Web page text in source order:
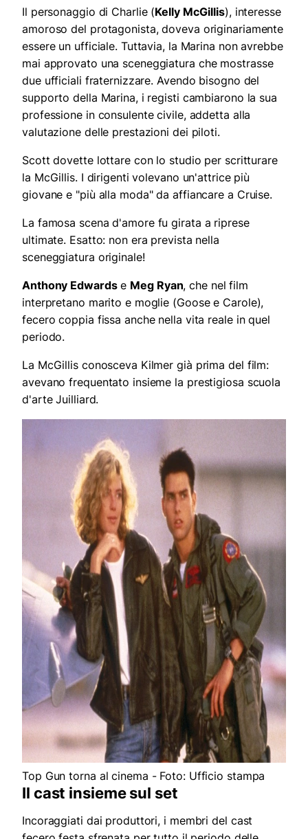
Il personaggio di Charlie (Kelly McGillis), interesse
amoroso del protagonista, doveva originariamente
essere un ufficiale. Tuttavia, la Marina non avrebbe
mai approvato una sceneggiatura che mostrasse
due ufficiali fraternizzare. Avendo bisogno del
supporto della Marina, i registi cambiarono la sua
professione in consulente civile, addetta alla
valutazione delle prestazioni dei piloti.
Scott dovette lottare con lo studio per scritturare
la McGillis. I dirigenti volevano un'attrice più
giovane e "più alla moda" da affiancare a Cruise.
La famosa scena d'amore fu girata a riprese
ultimate. Esatto: non era prevista nella
sceneggiatura originale!
Anthony Edwardse Meg Ryan, che nel film
interpretano marito e moglie (Goose e Carole),
fecero coppia fissa anche nella vita reale in quel
periodo.
La McGillis conosceva Kilmer già prima del film:
avevano frequentato insieme la prestigiosa scuola
d'arte Juilliard.
Top Gun torna al cinema - Foto: Ufficio stampa
Il cast insieme sul set
Incoraggiati dai produttori, i membri del cast